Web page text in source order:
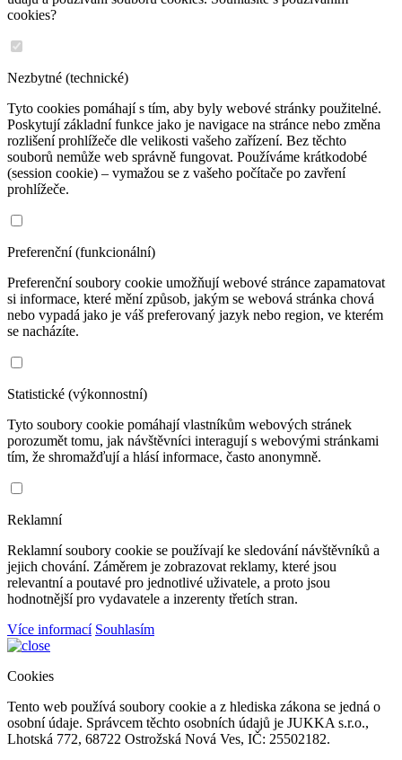
cookies?
Nezbytné (technické)
Tyto cookies pomáhají s tím, aby byly webové stránky použitelné.
Poskytují základní funkce jako je navigace na stránce nebo změna
rozlišení prohlížeče dle velikosti vašeho zařízení. Bez těchto
souborů nemůže web správně fungovat. Používáme krátkodobé
(session cookie) – vymažou se z vašeho počítače po zavření
prohlížeče.
Preferenční (funkcionální)
Preferenční soubory cookie umožňují webové stránce zapamatovat
si informace, které mění způsob, jakým se webová stránka chová
nebo vypadá jako je váš preferovaný jazyk nebo region, ve kterém
se nacházíte.
Statistické (výkonnostní)
Tyto soubory cookie pomáhají vlastníkům webových stránek
porozumět tomu, jak návštěvníci interagují s webovými stránkami
tím, že shromažďují a hlásí informace, často anonymně.
Reklamní
Reklamní soubory cookie se používají ke sledování návštěvníků a
jejich chování. Záměrem je zobrazovat reklamy, které jsou
relevantní a poutavé pro jednotlivé uživatele, a proto jsou
hodnotnější pro vydavatele a inzerenty třetích stran.
Více informací Souhlasím
Cookies
Tento web používá soubory cookie a z hlediska zákona se jedná o
osobní údaje. Správcem těchto osobních údajů je JUKKA s.r.o.,
Lhotská 772, 68722 Ostrožská Nová Ves, IČ: 25502182.